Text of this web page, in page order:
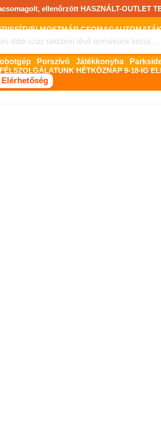
ellenőrzött HASZNÁLT-OUTLET
FRISSÍTVE! MOSTMÁR
ONLINE BANKKÁRTYÁVAL
HÉTKÖZNAP 9-18-IG
Robotgép Porszívó Játékkonyha
Elérhetőség